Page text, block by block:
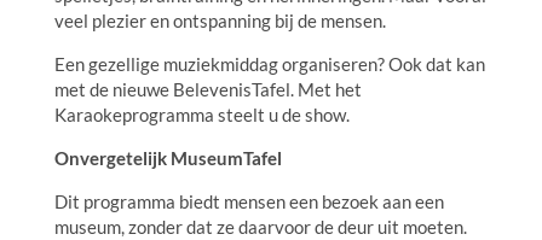
veel plezier en ontspanning bij de mensen.
Een gezellige muziekmiddag organiseren? Ook dat kan
met de nieuwe BelevenisTafel. Met het
Karaokeprogramma steelt u de show.
Onvergetelijk MuseumTafel
Dit programma biedt mensen een bezoek aan een
museum, zonder dat ze daarvoor de deur uit moeten.